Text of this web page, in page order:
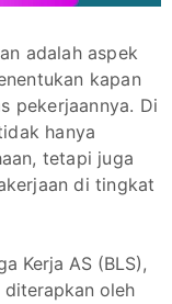
adalah aspek
kapan
pekerjaannya. Di
hanya
tetapi juga
di tingkat
Kerja AS (BLS),
diterapkan oleh